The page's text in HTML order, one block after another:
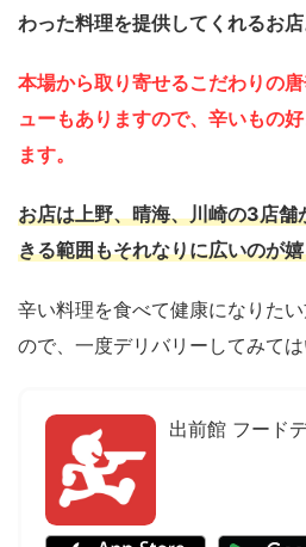
わった料理を提供してくれるお店
本場から取り寄せるこだわりの
ューもありますので、辛いもの
ます。
お店は上野、晴海、川崎の3店舗
きる範囲もそれなりに広いのが
辛い料理を食べて健康になりた
ので、一度デリバリーしてみては
出前館 フード